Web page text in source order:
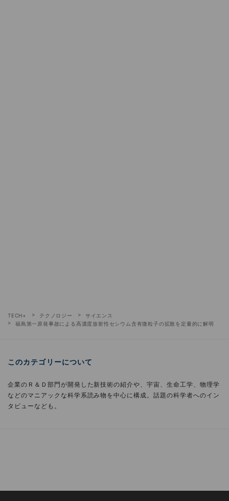
TECH+ テクノロジー
サイエンス
福島第一原発事故による高濃度放射性セシウム含有微粒子の拡散を定量的に解明
このカテゴリーについて
企業のＲ＆Ｄ部門が開発した新技術の紹介や、宇宙、生命工学、物理学
などのマニアックな科学系読み物を中心に構成。話題の科学者へのイン
タビューなども。